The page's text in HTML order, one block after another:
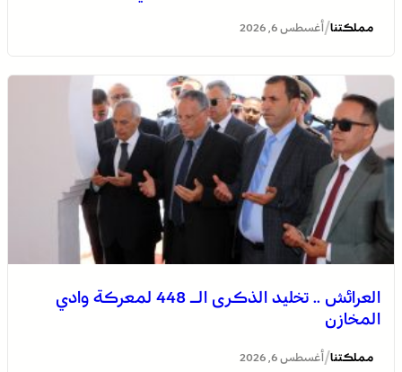
مملكتنا/ أغسطس 6, 2026
العرائش .. تخليد الذكرى الـ 448 لمعركة وادي
المخازن
مملكتنا/ أغسطس 6, 2026